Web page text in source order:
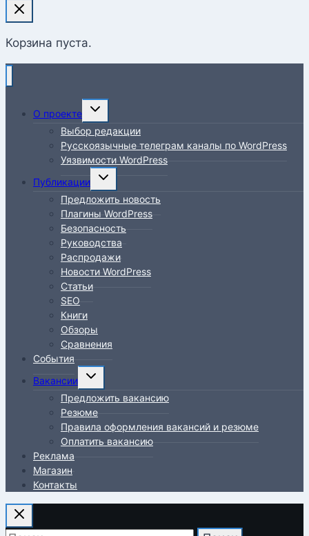
Корзина пуста.
О проекте
Переключить
дочернее
меню
Выбор редакции
Русскоязычные телеграм каналы по WordPress
Уязвимости WordPress
Публикации
Переключить
дочернее
меню
Предложить новость
Плагины WordPress
Безопасность
Руководства
Распродажи
Новости WordPress
Статьи
SEO
Книги
Обзоры
Сравнения
События
Вакансии
Переключить
дочернее
меню
Предложить вакансию
Резюме
Правила оформления вакансий и резюме
Оплатить вакансию
Реклама
Магазин
Контакты